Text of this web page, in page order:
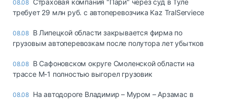
08.08
требует 29 млн руб. с автоперевозчика Kaz TralServiece
08.08 В Липецкой области закрывается фирма по
грузовым автоперевозкам после полутора лет убытков
08.08 В Сафоновском округе Смоленской области на
трассе М-1 полностью выгорел грузовик
08.08 На автодороге Владимир – Муром – Арзамас в